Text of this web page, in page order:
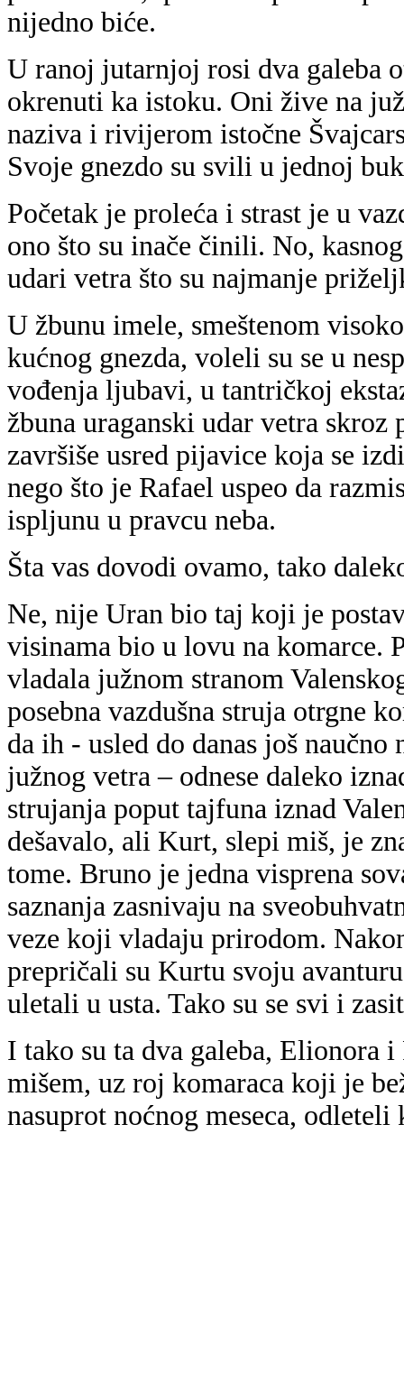
nijedno biće.
U ranoj jutarnjoj rosi dva galeba
okrenuti ka istoku. Oni žive na
naziva i rivijerom istočne
Svoje gnezdo su svili u jednoj
Početak je proleća i strast je u
ono što su inače činili. No,
udari vetra što su najmanje
U žbunu imele, smeštenom
kućnog gnezda, voleli su se u
vođenja ljubavi, u tantričkoj
žbuna uraganski udar vetra skroz
završiše usred pijavice koja se
nego što je Rafael uspeo da
ispljunu u pravcu neba.
Šta vas dovodi ovamo, tako
Ne, nije Uran bio taj koji je
visinama bio u lovu na komarce.
vladala južnom stranom
posebna vazdušna struja otrgne
da ih - usled do danas još
južnog vetra – odnese daleko
strujanja poput tajfuna iznad
dešavalo, ali Kurt, slepi miš, je
tome. Bruno je jedna visprena
saznanja zasnivaju na
veze koji vladaju prirodom.
prepričali su Kurtu svoju
uletali u usta. Tako su se svi i
I tako su ta dva galeba, Elionora
mišem, uz roj komaraca koji je
nasuprot noćnog meseca, odleteli